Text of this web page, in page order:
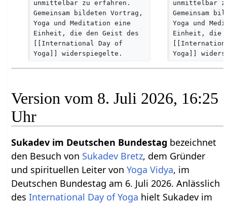
n
g
unmittelbar zu erfahren.
Gemeinsam bildeten Vortrag,
Yoga und Meditation eine
Einheit, die den Geist des
[[International Day of
Yoga]] widerspiegelte.
unmittelbar
Gemeinsam
Yoga und
Einheit, die
Yoga]]
Version vom 8. Juli 2026, 16:25
Uhr
Sukadev im Deutschen Bundestag bezeichnet
den Besuch von Sukadev Bretz, dem Gründer
und spirituellen Leiter vonYoga Vidya, im
Deutschen Bundestag am 6. Juli 2026. Anlässlich
desInternational Day of Yoga hielt Sukadev im